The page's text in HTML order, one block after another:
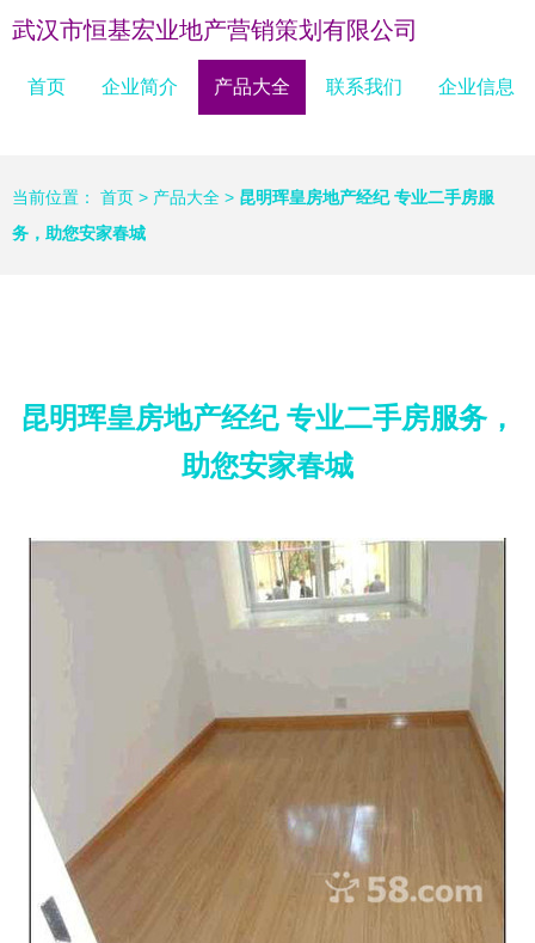
武汉市恒基宏业地产营销策划有限公司
首页 企业简介 产品大全 联系我们 企业信息
当前位置： 首页 > 产品大全 > 昆明珲皇房地产经纪 专业二手房服
务，助您安家春城
昆明珲皇房地产经纪 专业二手房服务，
助您安家春城